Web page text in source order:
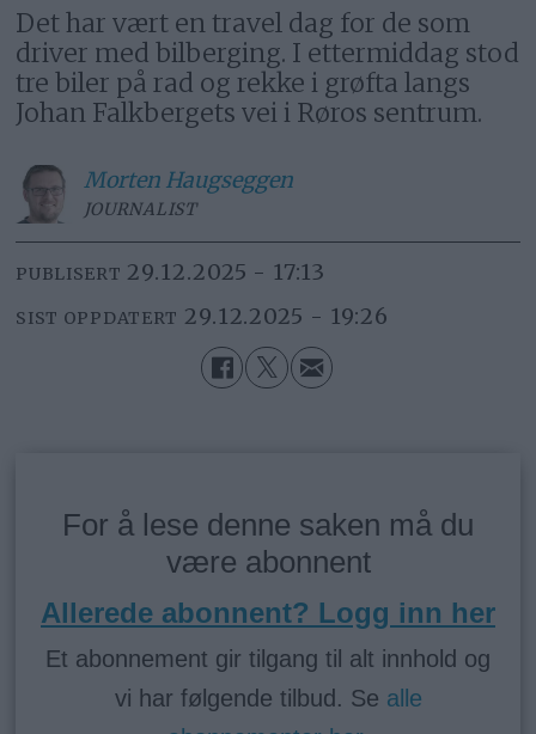
Det har vært en travel dag for de som
driver med bilberging. I ettermiddag stod
tre biler på rad og rekke i grøfta langs
Johan Falkbergets vei i Røros sentrum.
Morten Haugseggen
JOURNALIST
PUBLISERT 29.12.2025 - 17:13
SIST OPPDATERT 29.12.2025 - 19:26
For å lese denne saken må du
være abonnent
Allerede abonnent? Logg inn her
Et abonnement gir tilgang til alt innhold og
vi har følgende tilbud. Se alle